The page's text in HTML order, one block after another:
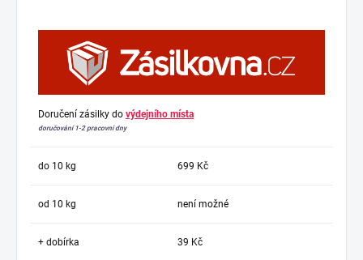
Doručení zásilky do výdejního místa
doručování 1-2 pracovní dny
do 10 kg 699 Kč
od 10 kg není možné
+ dobírka 39 Kč